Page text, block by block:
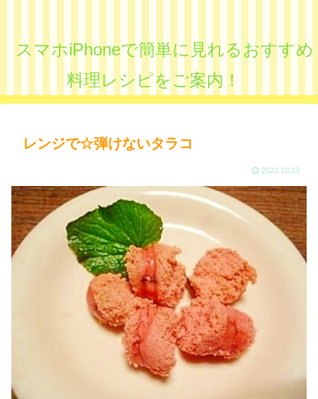
スマホiPhoneで簡単に見れるおすすめ
料理レシピをご案内！
レンジで☆弾けないタラコ
2023.10.23